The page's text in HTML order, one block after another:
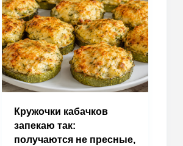
Кружочки кабачков
запекаю так:
получаются не пресные,